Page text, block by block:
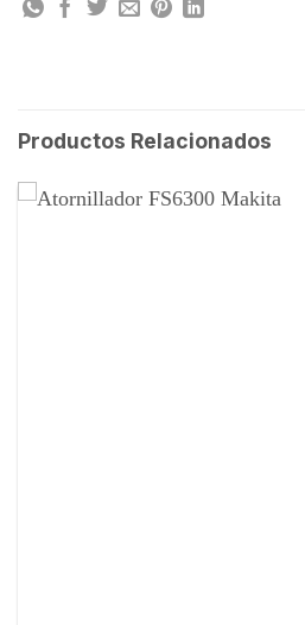
Productos Relacionados